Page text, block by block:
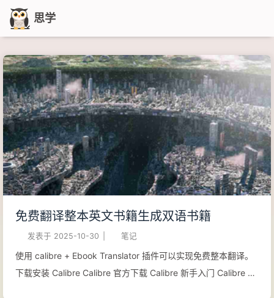
思学
免费翻译整本英文书籍生成双语书籍
发表于 2025-10-30 笔记
使用 calibre + Ebook Translator 插件可以实现免费整本翻译。
下载安装 Calibre Calibre 官方下载 Calibre 新手入门 Calibre 用